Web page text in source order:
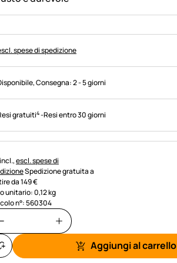
spese di spedizione
, Consegna:2 - 5 giorni
gratuiti4-Resi entro 30 giorni
fiscali:
escl. spese di
Spedizione gratuita a
da 149 €
unitario: 0,12 kg
n°: 560304
Aggiungi al carrello